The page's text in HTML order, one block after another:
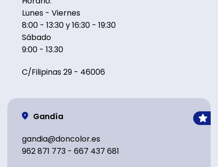
Lunes - Viernes
8:00 - 13:30 y 16:30 - 19:30
Sábado
9:00 - 13.30
C/Filipinas 29 - 46006
Gandía
gandia@doncolor.es
962 871 773 - 667 437 681